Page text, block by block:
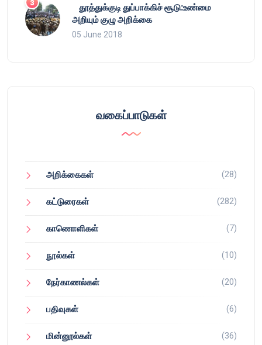
தூத்துக்குடி துப்பாக்கிச் சூடு:உண்மை
அறியும் குழு அறிக்கை
05 June 2018
வகைப்பாடுகள்
அறிக்கைகள் (28)
கட்டுரைகள் (282)
காணொளிகள் (7)
நூல்கள் (10)
நேர்காணல்கள் (20)
பதிவுகள் (6)
மின்னூல்கள் (36)